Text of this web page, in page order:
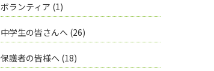
ボランティア (1)
中学生の皆さんへ (26)
保護者の皆様へ (18)